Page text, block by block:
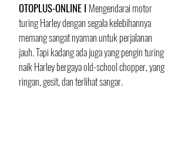
OTOPLUS-ONLINE I Mengendarai motor
turing Harley dengan segala kelebihannya
memang sangat nyaman untuk perjalanan
jauh. Tapi kadang ada juga yang pengin turing
naik Harley bergaya old-school chopper, yang
ringan, gesit, dan terlihat sangar.